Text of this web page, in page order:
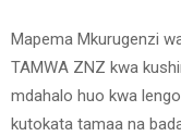
Mapema Mkurugenzi
TAMWA ZNZ kwa
mdahalo huo kwa
kutokata tamaa na